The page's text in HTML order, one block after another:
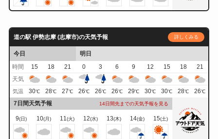
道の駅 伊勢志摩 (志摩市)の天気予報 詳しくみる
今日
明日
時間
15 18 21 0 3 6 9 12 15 18
21
天気
気温 30℃ 28℃ 27℃ 26℃ 26℃ 26℃ 29℃ 30℃ 30℃ 28℃ 26℃
7日間天気予報 14日間先までの天気予報を見る
9(日) 10(月) 11 (火) 12(水) 13(木) 14(金) 15(土)